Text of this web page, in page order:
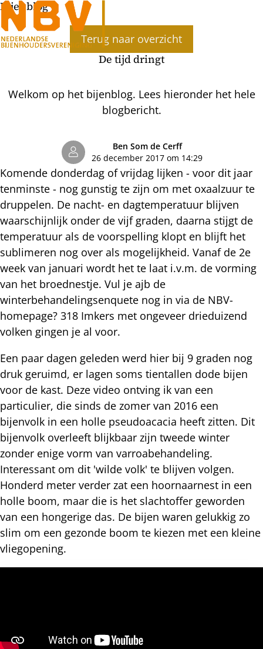
Bijenblog
Terug naar overzicht
De tijd dringt
Welkom op het bijenblog. Lees hieronder het hele
blogbericht.
Ben Som de Cerff
26 december 2017 om 14:29
Komende donderdag of vrijdag lijken - voor dit jaar
tenminste - nog gunstig te zijn om met oxaalzuur te
druppelen. De nacht- en dagtemperatuur blijven
waarschijnlijk onder de vijf graden, daarna stijgt de
temperatuur als de voorspelling klopt en blijft het
sublimeren nog over als mogelijkheid. Vanaf de 2e
week van januari wordt het te laat i.v.m. de vorming
van het broednestje. Vul je ajb de
winterbehandelingsenquete nog in via de NBV-
homepage? 318 Imkers met ongeveer drieduizend
volken gingen je al voor.
Een paar dagen geleden werd hier bij 9 graden nog
druk geruimd, er lagen soms tientallen dode bijen
voor de kast. Deze video ontving ik van een
particulier, die sinds de zomer van 2016 een
bijenvolk in een holle pseudoacacia heeft zitten. Dit
bijenvolk overleeft blijkbaar zijn tweede winter
zonder enige vorm van varroabehandeling.
Interessant om dit 'wilde volk' te blijven volgen.
Honderd meter verder zat een hoornaarnest in een
holle boom, maar die is het slachtoffer geworden
van een hongerige das. De bijen waren gelukkig zo
slim om een gezonde boom te kiezen met een kleine
vliegopening.